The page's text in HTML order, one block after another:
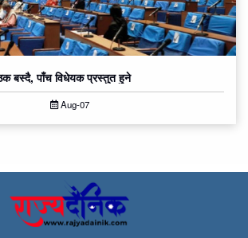
बस्दै, पाँच विधेयक प्रस्तुत हुने
Aug-07